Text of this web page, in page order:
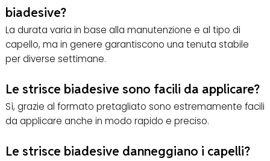
biadesive?
La durata varia in base alla manutenzione e al tipo di
capello, ma in genere garantiscono una tenuta stabile
per diverse settimane.
Le strisce biadesive sono facili da applicare?
Sì, grazie al formato pretagliato sono estremamente facili
da applicare anche in modo rapido e preciso.
Le strisce biadesive danneggiano i capelli?